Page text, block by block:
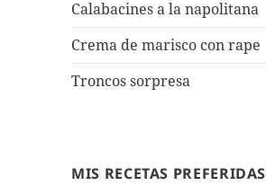
Calabacines a la napolitana
Crema de marisco con rape
Troncos sorpresa
MIS RECETAS PREFERIDAS